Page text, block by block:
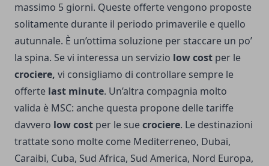
massimo 5 giorni. Queste offerte vengono proposte
solitamente durante il periodo primaverile e quello
autunnale. È un’ottima soluzione per staccare un po’
la spina. Se vi interessa un servizio low cost per le
crociere, vi consigliamo di controllare sempre le
offerte last minute. Un’altra compagnia molto
valida è MSC: anche questa propone delle tariffe
davvero low cost per le suecrociere. Le destinazioni
trattate sono molte come Mediterreneo, Dubai,
Caraibi, Cuba, Sud Africa, Sud America, Nord Europa,